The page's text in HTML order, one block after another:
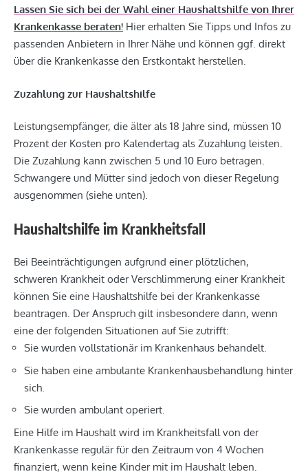
Lassen Sie sich bei der Wahl einer Haushaltshilfe von Ihrer
Krankenkasse beraten! Hier erhalten Sie Tipps und Infos zu
passenden Anbietern in Ihrer Nähe und können ggf. direkt
über die Krankenkasse den Erstkontakt herstellen.
Zuzahlung zur Haushaltshilfe
Leistungsempfänger, die älter als 18 Jahre sind, müssen 10
Prozent der Kosten pro Kalendertag als Zuzahlung leisten.
Die Zuzahlung kann zwischen 5 und 10 Euro betragen.
Schwangere und Mütter sind jedoch von dieser Regelung
ausgenommen (siehe unten).
Haushaltshilfe im Krankheitsfall
Bei Beeinträchtigungen aufgrund einer plötzlichen,
schweren Krankheit oder Verschlimmerung einer Krankheit
können Sie eine Haushaltshilfe bei der Krankenkasse
beantragen. Der Anspruch gilt insbesondere dann, wenn
eine der folgenden Situationen auf Sie zutrifft:
Sie wurden vollstationär im Krankenhaus behandelt.
Sie haben eine ambulante Krankenhausbehandlung hinter
sich.
Sie wurden ambulant operiert.
Eine Hilfe im Haushalt wird im Krankheitsfall von der
Krankenkasse regulär für den Zeitraum von 4 Wochen
finanziert, wenn keine Kinder mit im Haushalt leben.